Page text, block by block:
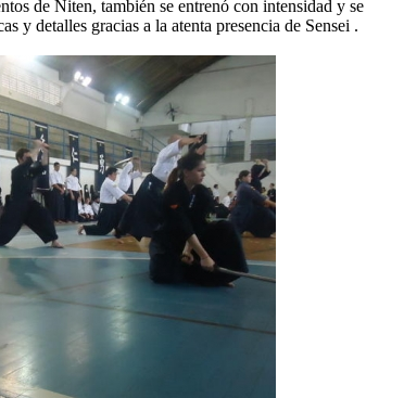
de Niten, también se entrenó con intensidad y se
y detalles gracias a la atenta presencia de Sensei .